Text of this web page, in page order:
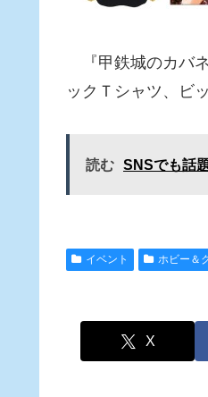
『甲鉄城のカバ
ックＴシャツ、ビ
読む SNSでも話
イベント ホビー＆
X